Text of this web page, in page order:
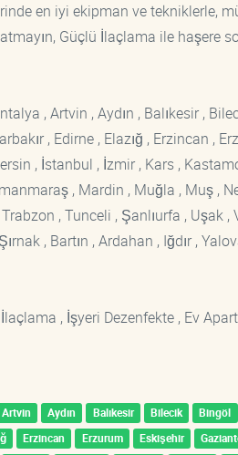
en iyi ekipman ve tekniklerle,
Güçlü İlaçlama ile haşere
, Artvin , Aydın , Balıkesir ,
, Edirne , Elazığ , Erzincan ,
, İstanbul , İzmir , Kars ,
, Mardin , Muğla , Muş ,
, Tunceli , Şanlıurfa , Uşak ,
, Bartın , Ardahan , Iğdır ,
, İşyeri Dezenfekte , Ev
Artvin Aydın Balıkesir Bilecik Bingöl
Erzincan Erzurum Eskişehir